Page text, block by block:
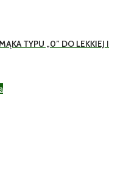
TYPU „0” DO LEKKIEJ I